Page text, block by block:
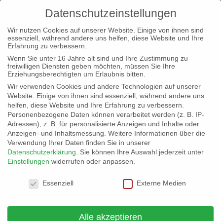
„Du sollst nicht töten“
Landesvorstand Hessen
Darmstadt-Dieburg
Gewaltverbrechen in Serie und bisher nicht gekanntem Ausmaß
erschüttern Deutschland. Fast täglich werden Menschen Opfer
von Messerstechern oder erschossen. Dass ein Amokschütze
Besucher eines Bibelabends wie bei den Zeugen Jehovas tötet,
hielt man bisher nur auf...
Der Fluch der Abtreibung
vonLandesvorstand Hessen 27. März 2023 |
„Sie haben soeben Ludwig van Beethoven umgebracht!“ Ein
Datenschutzeinstellungen
Wir nutzen Cookies auf unserer Website. Einige von ihnen sind
essenziell, während andere uns helfen, diese Website und Ihre
Erfahrung zu verbessern.
Wenn Sie unter 16 Jahre alt sind und Ihre Zustimmung zu
freiwilligen Diensten geben möchten, müssen Sie Ihre
Erziehungsberechtigten um Erlaubnis bitten.
Wir verwenden Cookies und andere Technologien auf unserer
Website. Einige von ihnen sind essenziell, während andere uns
helfen, diese Website und Ihre Erfahrung zu verbessern.
Personenbezogene Daten können verarbeitet werden (z. B. IP-
Adressen), z. B. für personalisierte Anzeigen und Inhalte oder
Anzeigen- und Inhaltsmessung. Weitere Informationen über die
Verwendung Ihrer Daten finden Sie in unserer
Datenschutzerklärung
Sie können Ihre Auswahl jederzeit unter
Einstellungen widerrufen oder anpassen.
Essenziell
Externe Medien
Alle akzeptieren